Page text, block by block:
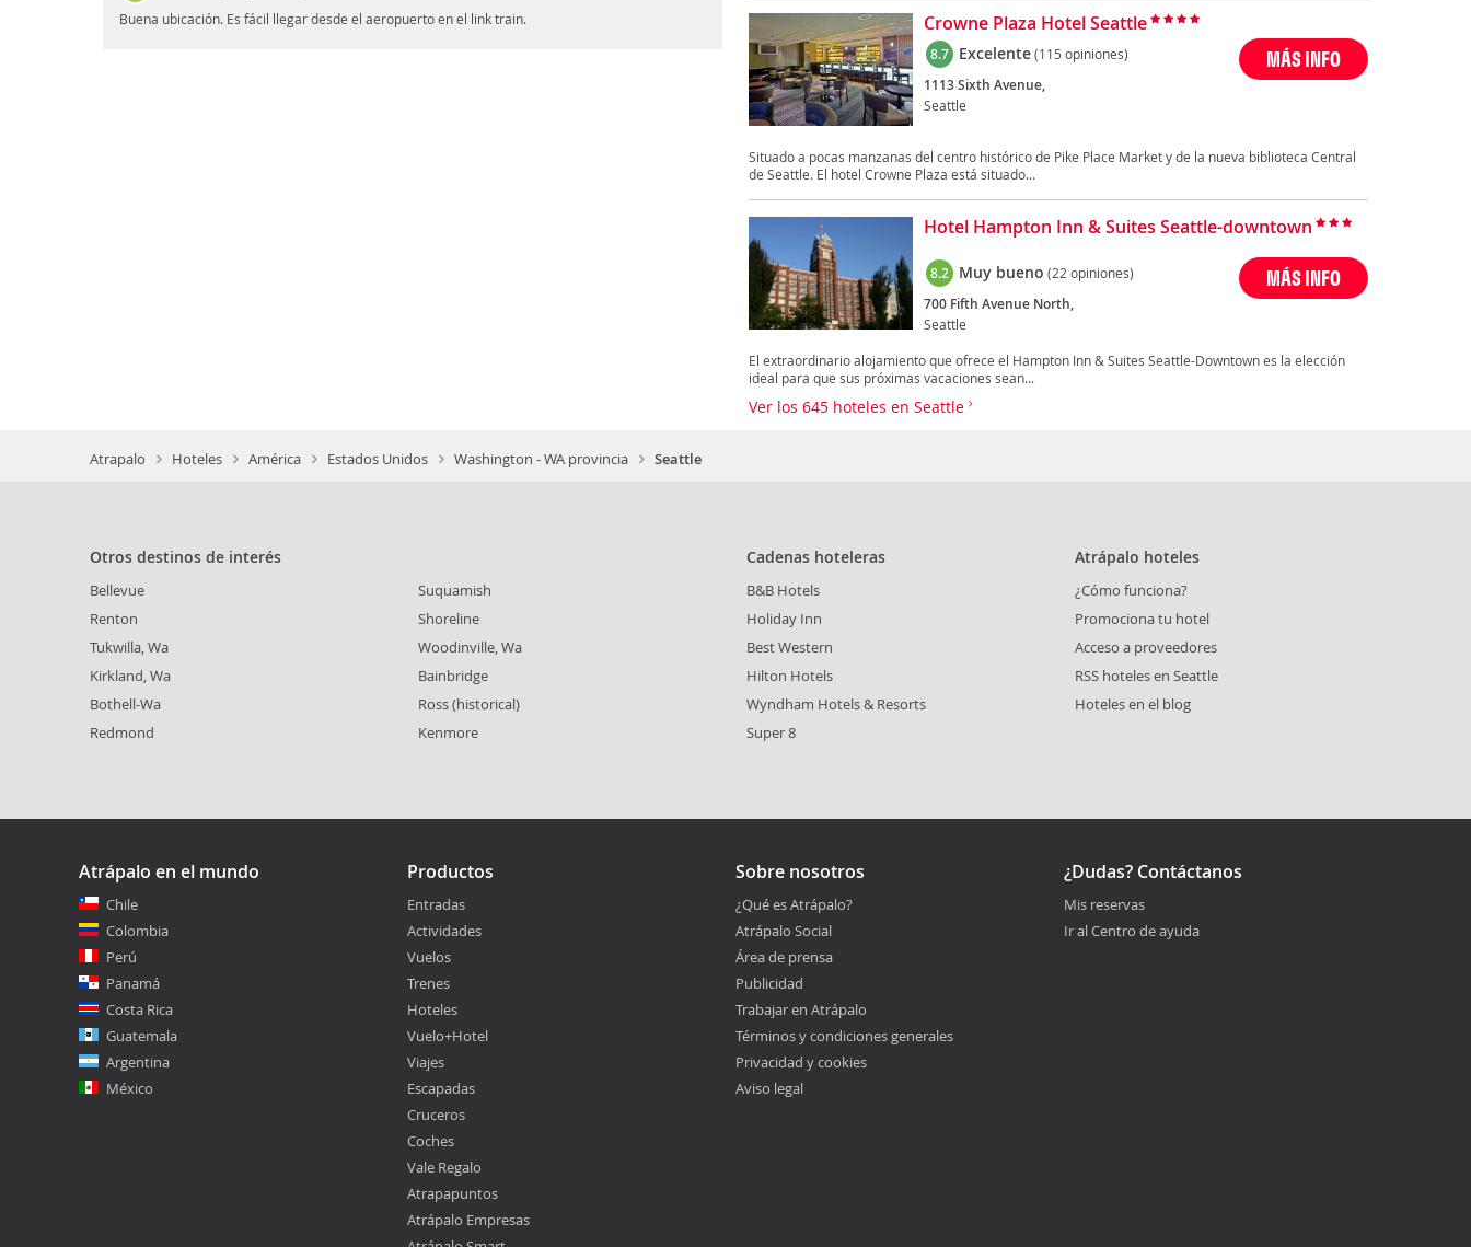
Buena ubicación. Es fácil llegar desde el aeropuerto en el link train.
Crowne Plaza Hotel Seattle
8.7 Excelente(115 opiniones)
1113 Sixth Avenue,
Seattle
MÁS INFO
Situado a pocas manzanas del centro histórico de Pike Place Market y de la nueva biblioteca Central
de Seattle. El hotel Crowne Plaza está situado...
Hotel Hampton Inn & Suites Seattle-downtown
8.2 Muy bueno (22 opiniones)
700 Fifth Avenue North,
Seattle
MÁS INFO
El extraordinario alojamiento que ofrece el Hampton Inn & Suites Seattle-Downtown es la elección
ideal para que sus próximas vacaciones sean...
Ver los 645 hoteles en Seattle
Atrapalo Hoteles América Estados Unidos Washington - WA provincia Seattle
Otros destinos de interés
Bellevue
Renton
Tukwilla, Wa
Kirkland, Wa
Bothell-Wa
Redmond
Suquamish
Shoreline
Woodinville, Wa
Bainbridge
Ross (historical)
Kenmore
Cadenas hoteleras
B&B Hotels
Holiday Inn
Best Western
Hilton Hotels
Wyndham Hotels & Resorts
Super 8
Atrápalo hoteles
¿Cómo funciona?
Promociona tu hotel
Acceso a proveedores
RSS hoteles en Seattle
Hoteles en el blog
Atrápalo en el mundo
Chile
Colombia
Perú
Panamá
Costa Rica
Guatemala
Argentina
México
Productos
Entradas
Actividades
Vuelos
Trenes
Hoteles
Vuelo+Hotel
Viajes
Escapadas
Cruceros
Coches
Vale Regalo
Atrapapuntos
Atrápalo Empresas
Sobre nosotros
¿Qué es Atrápalo?
Atrápalo Social
Área de prensa
Publicidad
Trabajar en Atrápalo
Términos y condiciones generales
Privacidad y cookies
Aviso legal
¿Dudas? Contáctanos
Mis reservas
Ir al Centro de ayuda